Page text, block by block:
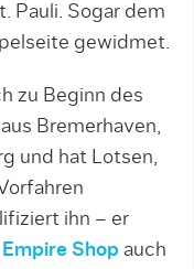
Pauli. Sogar dem
gewidmet.
zu Beginn des
Bremerhaven,
und hat Lotsen,
ihn – er
Empire Shop auch